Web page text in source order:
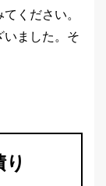
ください。
いました。そ